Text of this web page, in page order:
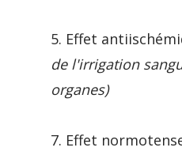
5. Effet
de l'irrigation
organes)
7. Effet